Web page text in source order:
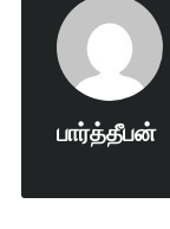
பார்த்தீபன்